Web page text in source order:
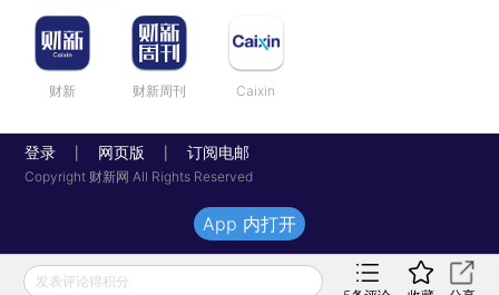
财新 财新周刊 Caixin
登录 网页版 订阅电邮
Copyright 财新网 All Rights Reserved
发表评论得积分
App 内打开